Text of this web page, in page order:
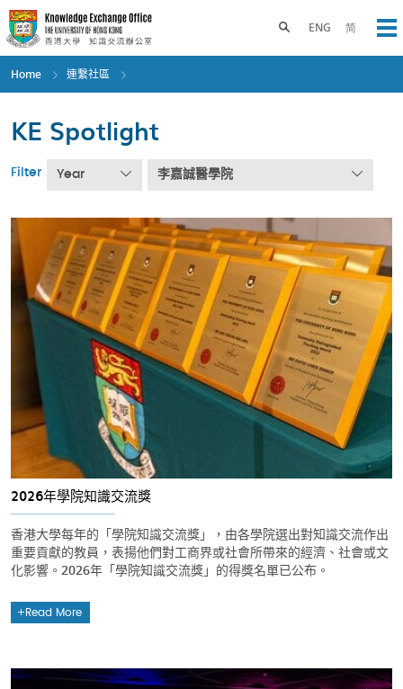
Skip
to
main
content
ENG 简
Toggle search panel
Home 連繫社區
KE Spotlight
Filter Year 李嘉誠醫學院
2026年學院知識交流獎
香港大學每年的「學院知識交流獎」，由各學院選出對知識交流作出
重要貢獻的教員，表揚他們對工商界或社會所帶來的經濟、社會或文
化影響。2026年「學院知識交流獎」的得獎名單已公布。
Read More